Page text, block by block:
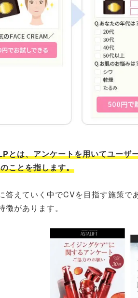
とは、アンケートを用いてユーザ
ことを指します。
答えていく中でCVを目指す施策
徴があります。